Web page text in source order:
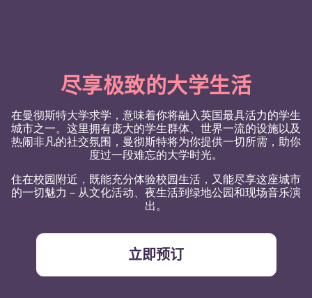
尽享极致的大学生活
在曼彻斯特大学求学，意味着你将融入英国最具活力的学生
城市之一。这里拥有庞大的学生群体、世界一流的设施以及
热闹非凡的社交氛围，曼彻斯特将为你提供一切所需，助你
度过一段难忘的大学时光。
住在校园附近，既能充分体验校园生活，又能尽享这座城市
的一切魅力－从文化活动、夜生活到绿地公园和现场音乐演
出。
立即预订